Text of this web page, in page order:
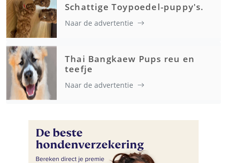
Schattige Toypoedel-puppy's.
Naar de advertentie
Thai Bangkaew Pups reu en
teefje
Naar de advertentie